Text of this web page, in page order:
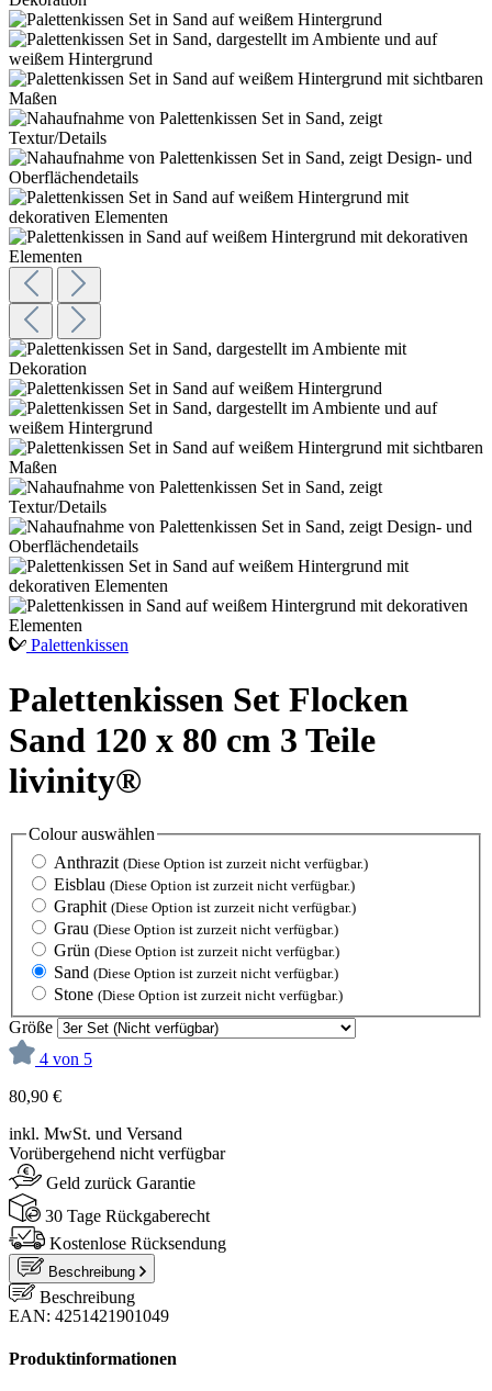
Palettenkissen
Palettenkissen Set Flocken
Sand 120 x 80 cm 3 Teile
livinity®
Colourauswählen
Anthrazit (Diese Option ist zurzeit nicht verfügbar.)
Eisblau (Diese Option ist zurzeit nicht verfügbar.)
Graphit (Diese Option ist zurzeit nicht verfügbar.)
Grau (Diese Option ist zurzeit nicht verfügbar.)
Grün (Diese Option ist zurzeit nicht verfügbar.)
Sand (Diese Option ist zurzeit nicht verfügbar.)
Stone (Diese Option ist zurzeit nicht verfügbar.)
Größe
4 von 5
80,90 €
inkl. MwSt. und Versand
Vorübergehend nicht verfügbar
Geld zurück Garantie
30 Tage Rückgaberecht
Kostenlose Rücksendung
Beschreibung
Beschreibung
EAN: 4251421901049
Produktinformationen